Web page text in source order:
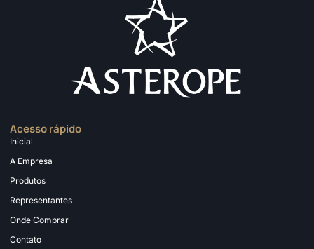
Acesso rápido
Inicial
A Empresa
Produtos
Representantes
Onde Comprar
Contato